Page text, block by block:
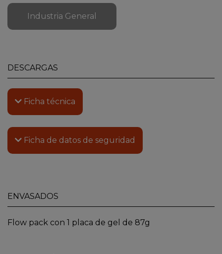
Industria General
DESCARGAS
Ficha técnica
Ficha de datos de seguridad
ENVASADOS
Flow pack con 1 placa de gel de 87g